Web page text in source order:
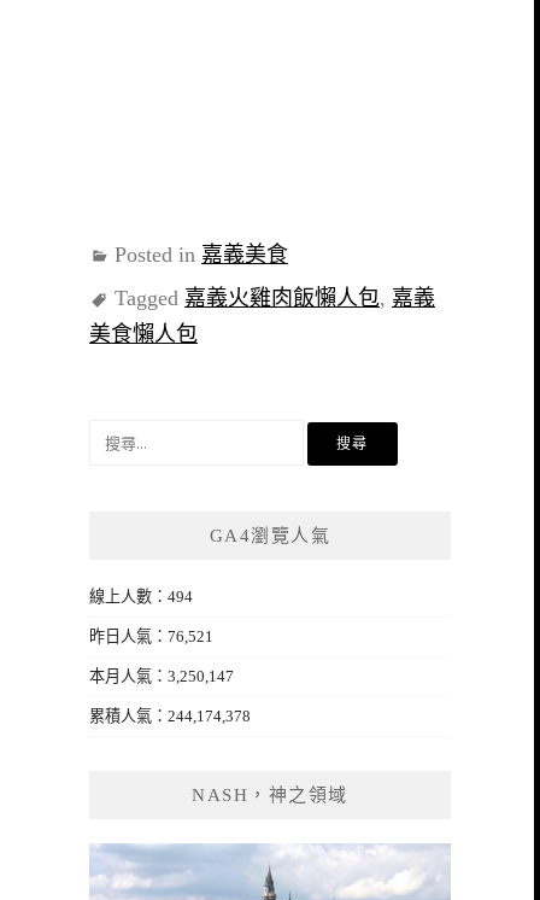
Posted in 嘉義美食
Tagged 嘉義火雞肉飯懶人包, 嘉義
美食懶人包
GA4瀏覽人氣
線上人數：494
昨日人氣：76,521
本月人氣：3,250,147
累積人氣：244,174,378
NASH，神之領域